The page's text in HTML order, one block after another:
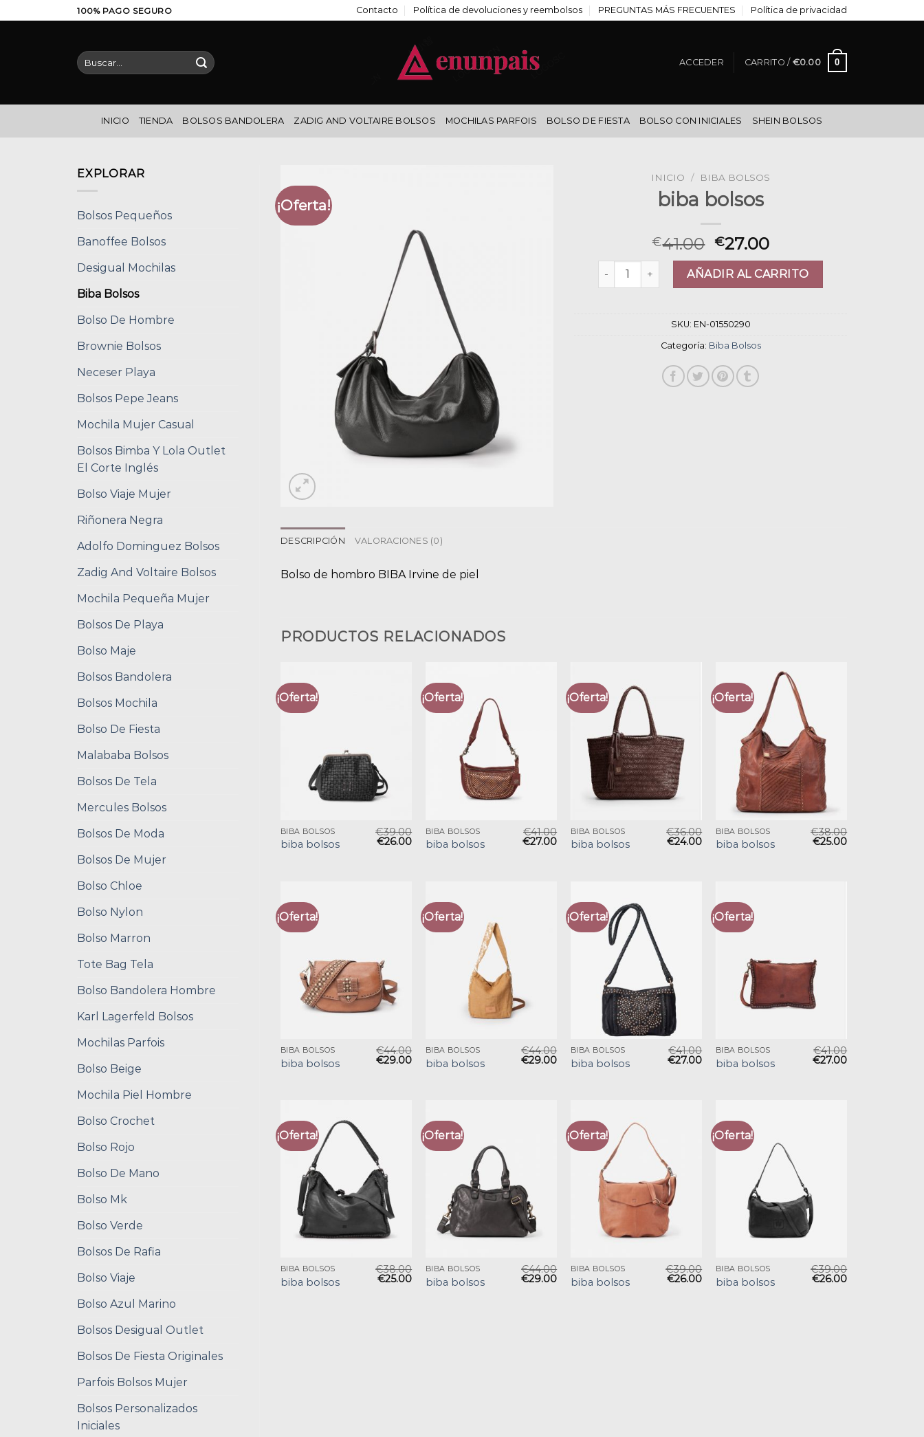
al
100% PAGO SEGURO Contacto Política de devoluciones y reembolsos PREGUNTAS MÁS FRECUENTES Política de privacidad
Buscar
por:
ACCEDER CARRITO / €0.00 0
INICIO TIENDA BOLSOS BANDOLERA ZADIG AND VOLTAIRE BOLSOS MOCHILAS PARFOIS BOLSO DE FIESTA BOLSO CON INICIALES SHEIN BOLSOS
EXPLORAR
Bolsos Pequeños
Banoffee Bolsos
Desigual Mochilas
Biba Bolsos
Bolso De Hombre
Brownie Bolsos
Neceser Playa
Bolsos Pepe Jeans
Mochila Mujer Casual
Bolsos Bimba Y Lola Outlet
El Corte Inglés
Bolso Viaje Mujer
Riñonera Negra
Adolfo Dominguez Bolsos
Zadig And Voltaire Bolsos
Mochila Pequeña Mujer
Bolsos De Playa
Bolso Maje
Bolsos Bandolera
Bolsos Mochila
Bolso De Fiesta
Malababa Bolsos
Bolsos De Tela
Mercules Bolsos
Bolsos De Moda
Bolsos De Mujer
Bolso Chloe
Bolso Nylon
Bolso Marron
Tote Bag Tela
Bolso Bandolera Hombre
Karl Lagerfeld Bolsos
Mochilas Parfois
Bolso Beige
Mochila Piel Hombre
Bolso Crochet
Bolso Rojo
Bolso De Mano
Bolso Mk
Bolso Verde
Bolsos De Rafia
Bolso Viaje
Bolso Azul Marino
Bolsos Desigual Outlet
Bolsos De Fiesta Originales
Parfois Bolsos Mujer
Bolsos Personalizados
Iniciales
¡Oferta!
INICIO / BIBA BOLSOS
biba bolsos
€41.00 €27.00
biba bolsos cantidadAÑADIR AL CARRITO
SKU: EN-01550290
Categoría: Biba Bolsos
DESCRIPCIÓN VALORACIONES (0)
Bolso de hombro BIBA Irvine de piel
PRODUCTOS RELACIONADOS
¡Oferta!
BIBA BOLSOS
biba bolsos
€39.00
€26.00
¡Oferta!
BIBA BOLSOS
biba bolsos
€41.00
€27.00
¡Oferta!
BIBA BOLSOS
biba bolsos
€36.00
€24.00
¡Oferta!
BIBA BOLSOS
biba bolsos
€38.00
€25.00
¡Oferta!
BIBA BOLSOS
biba bolsos
€44.00
€29.00
¡Oferta!
BIBA BOLSOS
biba bolsos
€44.00
€29.00
¡Oferta!
BIBA BOLSOS
biba bolsos
€41.00
€27.00
¡Oferta!
BIBA BOLSOS
biba bolsos
€41.00
€27.00
¡Oferta!
BIBA BOLSOS
biba bolsos
€38.00
€25.00
¡Oferta!
BIBA BOLSOS
biba bolsos
€44.00
€29.00
¡Oferta!
BIBA BOLSOS
biba bolsos
€39.00
€26.00
¡Oferta!
BIBA BOLSOS
biba bolsos
€39.00
€26.00